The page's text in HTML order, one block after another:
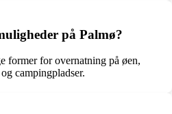
på Palmø?
former for overnatning på øen,
campingpladser.